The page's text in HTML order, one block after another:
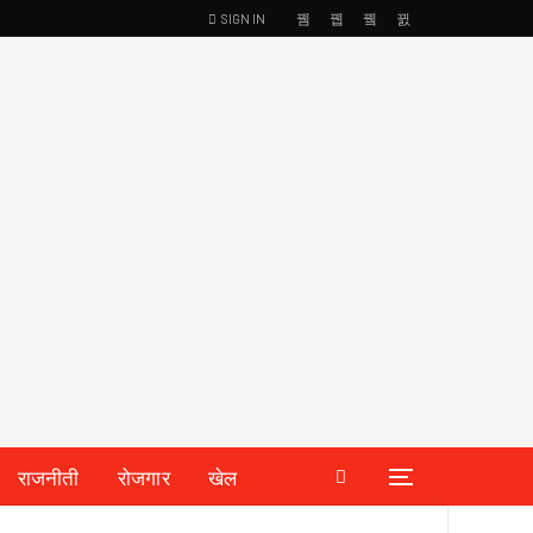
SIGN IN
राजनीती रोजगार
खेल